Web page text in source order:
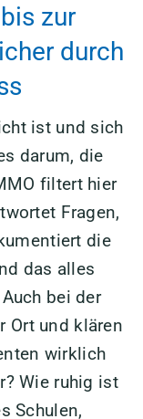
zur
durch
ist und sich
darum, die
filtert hier
Fragen,
die
das alles
bei der
Ort und klären
wirklich
Wie ruhig ist
Schulen,